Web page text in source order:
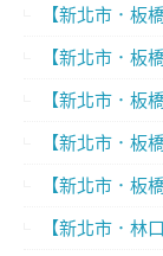
【新北市．板
【新北市．板
【新北市．板
【新北市．板
【新北市．板
【新北市．林口